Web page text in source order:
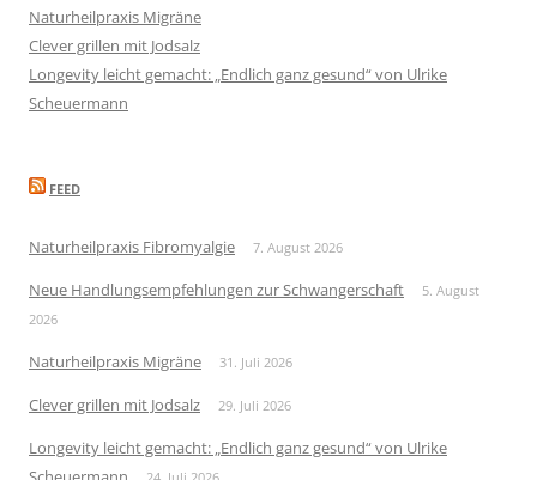
Naturheilpraxis Migräne
Clever grillen mit Jodsalz
Longevity leicht gemacht: „Endlich ganz gesund“ von Ulrike
Scheuermann
FEED
Naturheilpraxis Fibromyalgie 7. August 2026
Neue Handlungsempfehlungen zur Schwangerschaft
5. August
2026
Naturheilpraxis Migräne 31. Juli 2026
Clever grillen mit Jodsalz 29. Juli 2026
Longevity leicht gemacht: „Endlich ganz gesund“ von Ulrike